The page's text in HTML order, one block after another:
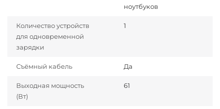
ноутбуков
Количество устройств
для одновременной
зарядки
1
Съёмный кабель Да
Выходная мощность
(Вт)
61